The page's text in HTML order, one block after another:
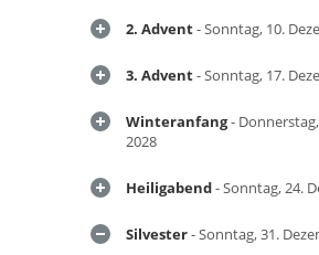
2. Advent- Sonntag, 10.
3. Advent- Sonntag, 17.
Winteranfang-
2028
Heiligabend- Sonntag, 24.
Silvester- Sonntag, 31.